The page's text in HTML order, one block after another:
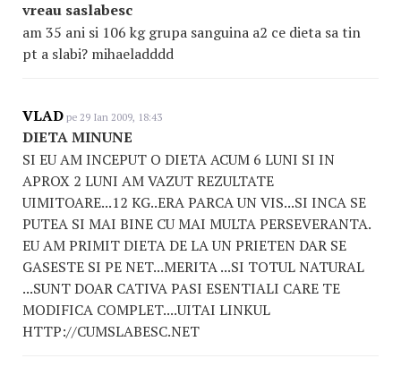
vreau saslabesc
am 35 ani si 106 kg grupa sanguina a2 ce dieta sa tin
pt a slabi? mihaeladddd
VLAD pe 29 Ian 2009, 18:43
DIETA MINUNE
SI EU AM INCEPUT O DIETA ACUM 6 LUNI SI IN
APROX 2 LUNI AM VAZUT REZULTATE
UIMITOARE...12 KG..ERA PARCA UN VIS...SI INCA SE
PUTEA SI MAI BINE CU MAI MULTA PERSEVERANTA.
EU AM PRIMIT DIETA DE LA UN PRIETEN DAR SE
GASESTE SI PE NET...MERITA ...SI TOTUL NATURAL
...SUNT DOAR CATIVA PASI ESENTIALI CARE TE
MODIFICA COMPLET....UITAI LINKUL
HTTP://CUMSLABESC.NET